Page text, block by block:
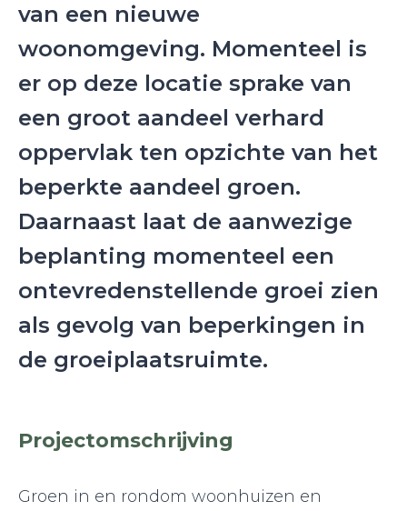
van een nieuwe
woonomgeving. Momenteel is
er op deze locatie sprake van
een groot aandeel verhard
oppervlak ten opzichte van het
beperkte aandeel groen.
Daarnaast laat de aanwezige
beplanting momenteel een
ontevredenstellende groei zien
als gevolg van beperkingen in
de groeiplaatsruimte.
Projectomschrijving
Groen in en rondom woonhuizen en